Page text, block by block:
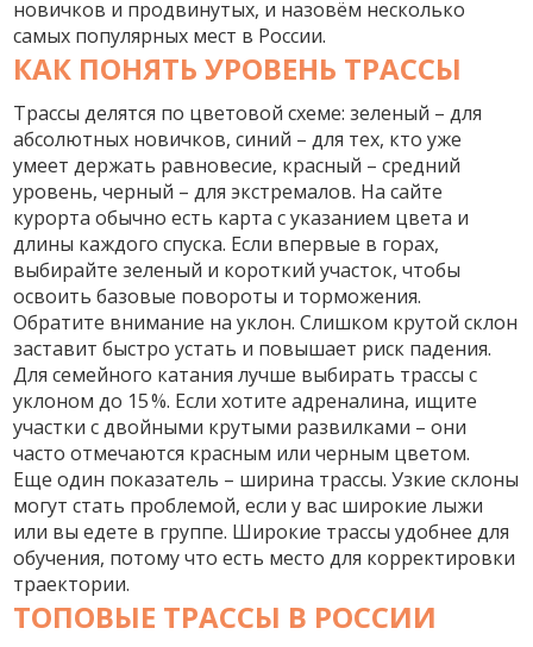
новичков и продвинутых, и назовём несколько
самых популярных мест в России.
КАК ПОНЯТЬ УРОВЕНЬ ТРАССЫ
Трассы делятся по цветовой схеме: зеленый – для
абсолютных новичков, синий – для тех, кто уже
умеет держать равновесие, красный – средний
уровень, черный – для экстремалов. На сайте
курорта обычно есть карта с указанием цвета и
длины каждого спуска. Если впервые в горах,
выбирайте зеленый и короткий участок, чтобы
освоить базовые повороты и торможения.
Обратите внимание на уклон. Слишком крутой склон
заставит быстро устать и повышает риск падения.
Для семейного катания лучше выбирать трассы с
уклоном до 15 %. Если хотите адреналина, ищите
участки с двойными крутыми развилками – они
часто отмечаются красным или черным цветом.
Еще один показатель – ширина трассы. Узкие склоны
могут стать проблемой, если у вас широкие лыжи
или вы едете в группе. Широкие трассы удобнее для
обучения, потому что есть место для корректировки
траектории.
ТОПОВЫЕ ТРАССЫ В РОССИИ